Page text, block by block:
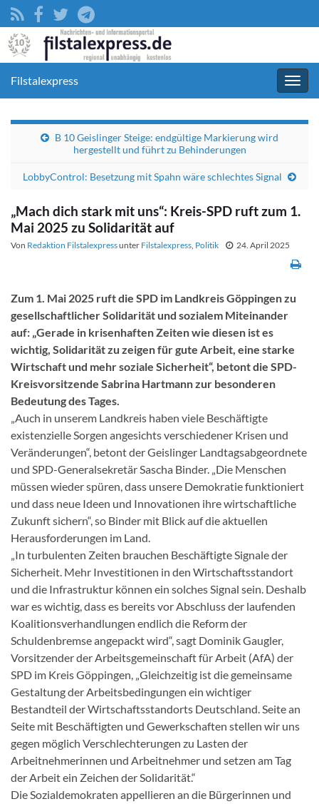
Filstalexpress
B 10 Geislinger Steige: endgültige Markierung wird
hergestellt und führt zu Behinderungen
LobbyControl: Besetzung mit Spahn wäre schlechtes Signal
„Mach dich stark mit uns“: Kreis-SPD ruft zum 1.
Mai 2025 zu Solidarität auf
Von Redaktion Filstalexpressunter Filstalexpress, Politik 24. April 2025
Zum 1. Mai 2025 ruft die SPD im Landkreis Göppingen zu
gesellschaftlicher Solidarität und sozialem Miteinander
auf: „Gerade in krisenhaften Zeiten wie diesen ist es
wichtig, Solidarität zu zeigen für gute Arbeit, eine starke
Wirtschaft und mehr soziale Sicherheit“, betont die SPD-
Kreisvorsitzende Sabrina Hartmann zur besonderen
Bedeutung des Tages.
„Auch in unserem Landkreis haben viele Beschäftigte
existenzielle Sorgen angesichts verschiedener Krisen und
Veränderungen“, betont der Geislinger Landtagsabgeordnete
und SPD-Generalsekretär Sascha Binder. „Die Menschen
müssen wieder spüren, dass unsere Demokratie funktioniert
und dass neue Ideen und Innovationen ihre wirtschaftliche
Zukunft sichern“, so Binder mit Blick auf die aktuellen
Herausforderungen im Land.
„In turbulenten Zeiten brauchen Beschäftigte Signale der
Sicherheit. Mehr Investitionen in den Wirtschaftsstandort
und die Infrastruktur können ein solches Signal sein. Deshalb
war es wichtig, dass es bereits vor Abschluss der laufenden
Koalitionsverhandlungen endlich die Reform der
Schuldenbremse angepackt wird“, sagt Dominik Gaugler,
Vorsitzender der Arbeitsgemeinschaft für Arbeit (AfA) der
SPD im Kreis Göppingen, „Gleichzeitig ist die gemeinsame
Gestaltung der Arbeitsbedingungen ein wichtiger
Bestandteil der Wirtschaftsstandorts Deutschland. Seite an
Seite mit Beschäftigten und Gewerkschaften stellen wir uns
gegen möglich Verschlechterungen zu Lasten der
Arbeitnehmerinnen und Arbeitnehmer und setzen am Tag
der Arbeit ein Zeichen der Solidarität.“
Die Sozialdemokraten appellieren an die Bürgerinnen und